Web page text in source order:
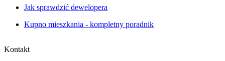
Jak sprawdzić dewelopera
Kupno mieszkania - kompletny poradnik
Kontakt